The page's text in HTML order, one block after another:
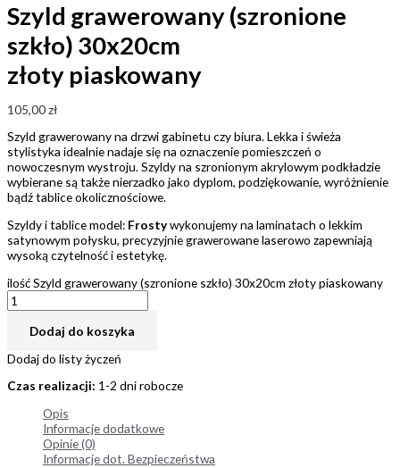
Szyld grawerowany (szronione
szkło) 30x20cm
złoty piaskowany
105,00zł
Szyld grawerowany na drzwi gabinetu czy biura. Lekka i świeża
stylistyka idealnie nadaje się na oznaczenie pomieszczeń o
nowoczesnym wystroju. Szyldy na szronionym akrylowym podkładzie
wybierane są także nierzadko jako dyplom, podziękowanie, wyróżnienie
bądź tablice okolicznościowe.
Szyldy i tablice model: Frostywykonujemy na laminatach o lekkim
satynowym połysku, precyzyjnie grawerowane laserowo zapewniają
wysoką czytelność i estetykę.
ilość Szyld grawerowany (szronione szkło) 30x20cm złoty piaskowany
Dodaj do koszyka
Dodaj do listy życzeń
Czas realizacji: 1-2 dni robocze
Opis
Informacje dodatkowe
Opinie (0)
Informacje dot. Bezpieczeństwa